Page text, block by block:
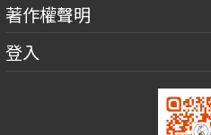
著作權聲明
登入